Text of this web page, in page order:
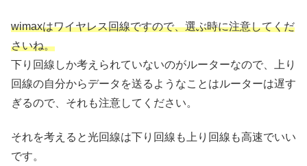
wimaxはワイヤレス回線ですので、選ぶ時に注意してくだ
さいね。
下り回線しか考えられていないのがルーターなので、上り
回線の自分からデータを送るようなことはルーターは遅す
ぎるので、それも注意してください。
それを考えると光回線は下り回線も上り回線も高速でいい
です。